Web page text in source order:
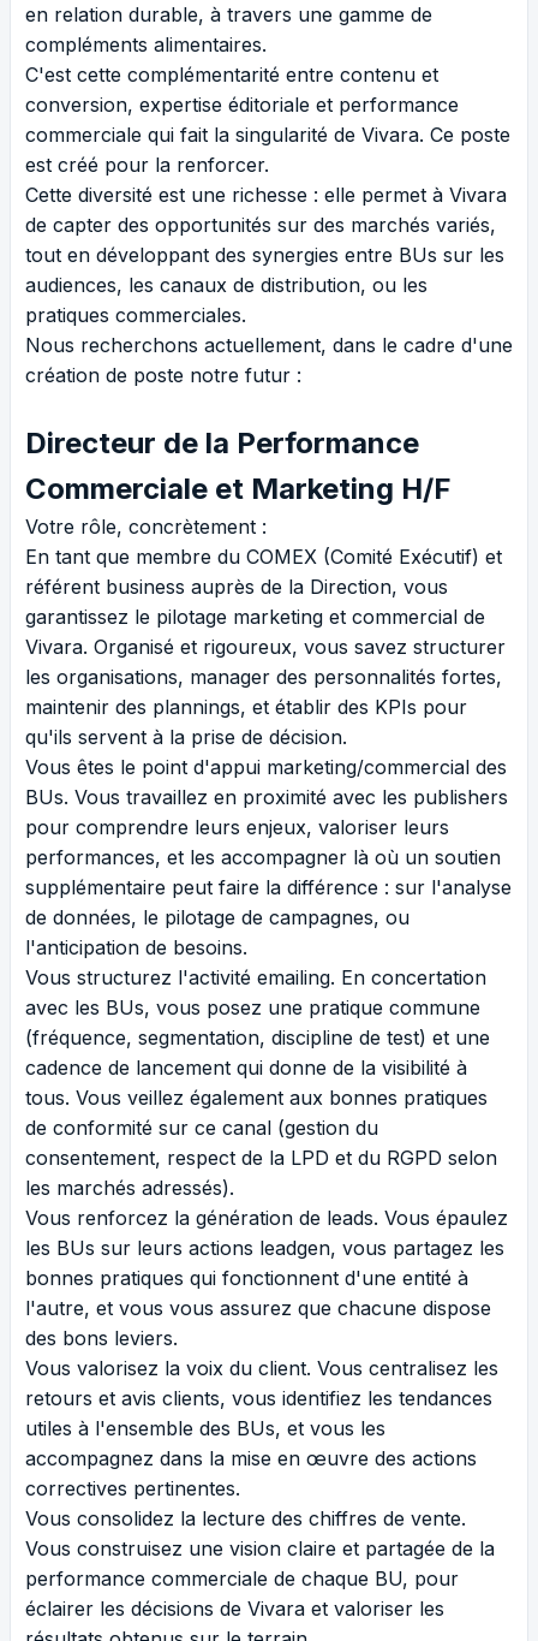
en relation durable, à travers une gamme de
compléments alimentaires.
C'est cette complémentarité entre contenu et
conversion, expertise éditoriale et performance
commerciale qui fait la singularité de Vivara. Ce poste
est créé pour la renforcer.
Cette diversité est une richesse : elle permet à Vivara
de capter des opportunités sur des marchés variés,
tout en développant des synergies entre BUs sur les
audiences, les canaux de distribution, ou les
pratiques commerciales.
Nous recherchons actuellement, dans le cadre d'une
création de poste notre futur :
Directeur de la Performance
Commerciale et Marketing H/F
Votre rôle, concrètement :
En tant que membre du COMEX (Comité Exécutif) et
référent business auprès de la Direction, vous
garantissez le pilotage marketing et commercial de
Vivara. Organisé et rigoureux, vous savez structurer
les organisations, manager des personnalités fortes,
maintenir des plannings, et établir des KPIs pour
qu'ils servent à la prise de décision.
Vous êtes le point d'appui marketing/commercial des
BUs. Vous travaillez en proximité avec les publishers
pour comprendre leurs enjeux, valoriser leurs
performances, et les accompagner là où un soutien
supplémentaire peut faire la différence : sur l'analyse
de données, le pilotage de campagnes, ou
l'anticipation de besoins.
Vous structurez l'activité emailing. En concertation
avec les BUs, vous posez une pratique commune
(fréquence, segmentation, discipline de test) et une
cadence de lancement qui donne de la visibilité à
tous. Vous veillez également aux bonnes pratiques
de conformité sur ce canal (gestion du
consentement, respect de la LPD et du RGPD selon
les marchés adressés).
Vous renforcez la génération de leads. Vous épaulez
les BUs sur leurs actions leadgen, vous partagez les
bonnes pratiques qui fonctionnent d'une entité à
l'autre, et vous vous assurez que chacune dispose
des bons leviers.
Vous valorisez la voix du client. Vous centralisez les
retours et avis clients, vous identifiez les tendances
utiles à l'ensemble des BUs, et vous les
accompagnez dans la mise en œuvre des actions
correctives pertinentes.
Vous consolidez la lecture des chiffres de vente.
Vous construisez une vision claire et partagée de la
performance commerciale de chaque BU, pour
éclairer les décisions de Vivara et valoriser les